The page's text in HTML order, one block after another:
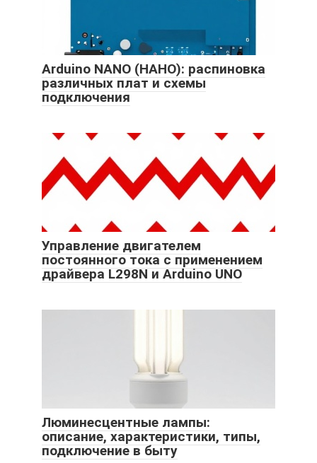
Arduino NANO (НАНО): распиновка
различных плат и схемы
подключения
Управление двигателем
постоянного тока с применением
драйвера L298N и Arduino UNO
Люминесцентные лампы:
описание, характеристики, типы,
подключение в быту